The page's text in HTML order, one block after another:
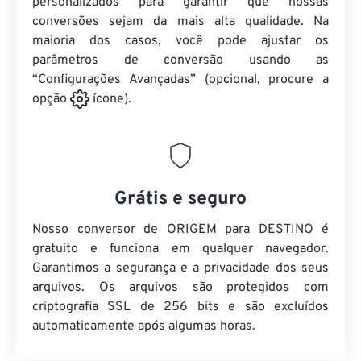
conversões sejam da mais alta qualidade. Na
maioria dos casos, você pode ajustar os
parâmetros de conversão usando as
“Configurações Avançadas” (opcional, procure a
opção
ícone).
Grátis e seguro
Nosso conversor de ORIGEM para DESTINO é
gratuito e funciona em qualquer navegador.
Garantimos a segurança e a privacidade dos seus
arquivos. Os arquivos são protegidos com
criptografia SSL de 256 bits e são excluídos
automaticamente após algumas horas.